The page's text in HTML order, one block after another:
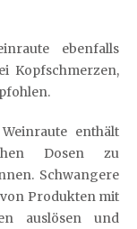
ebenfalls
Kopfschmerzen,
enthält
Dosen zu
Schwangere
Produkten mit
auslösen und